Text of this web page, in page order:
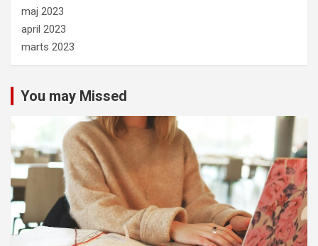
maj 2023
april 2023
marts 2023
You may Missed